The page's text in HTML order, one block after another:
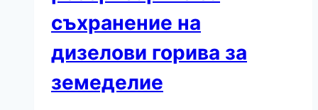
съхранение на
дизелови горива за
земеделие